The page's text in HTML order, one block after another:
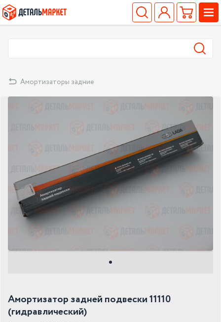
Амортизаторы задние
Амортизатор задней подвески 11110
(гидравлический)